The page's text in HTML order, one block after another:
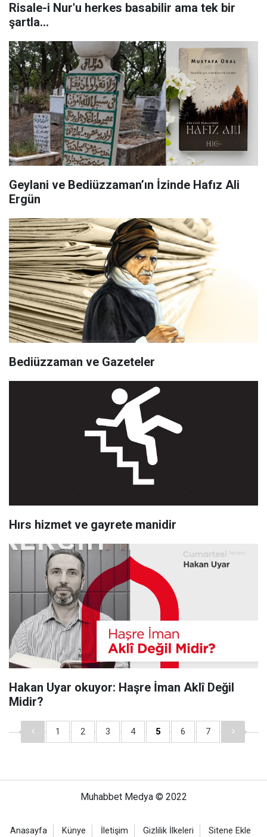
Risale-i Nur'u herkes basabilir ama tek bir
şartla...
Geylani ve Bediüzzaman’ın İzinde Hafız Ali
Ergün
Bediüzzaman ve Gazeteler
Hırs hizmet ve gayrete manidir
Hakan Uyar okuyor: Haşre İman Aklî Değil
Midir?
1 2 3 4 5 6 7
Muhabbet Medya © 2022
Anasayfa Künye İletişim Gizlilik İlkeleri Sitene Ekle